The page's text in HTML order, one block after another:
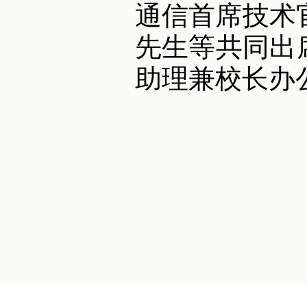
通信首席技术
先生等共同
助理兼校长办